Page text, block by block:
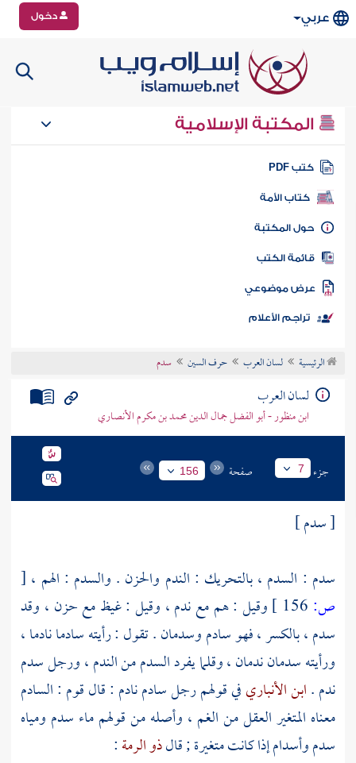
عربي دخول
المكتبة الإسلامية
كتب PDF
كتاب الأمة
المكتبة
الكتب
موضوعي
تراجم الأعلام
الرئيسية لسان العرب حرف السين سدم
لسان العرب
ابن منظور - أبو الفضل جمال الدين محمد بن مكرم الأنصاري
جزء 7 صفحة 156
[ سدم ]
سدم : السدم ، بالتحريك : الندم والحزن . والسدم : الهم ، [
ص:
وقيل : هم مع ندم ، وقيل : غيظ مع حزن ، وقد
سدم ، بالكسر ، فهو سادم وسدمان . تقول : رأيته سادما نادما ،
ورأيته سدمان ندمان ، وقلما يفرد السدم من الندم ، ورجل سدم
ندم .ابن الأنباريفي قولهم رجل سادم نادم : قال قوم : السادم
معناه المتغير العقل من الغم ، وأصله من قولهم ماء سدم ومياه
سدم وأسدام إذا كانت متغيرة ; قالذو الرمة: